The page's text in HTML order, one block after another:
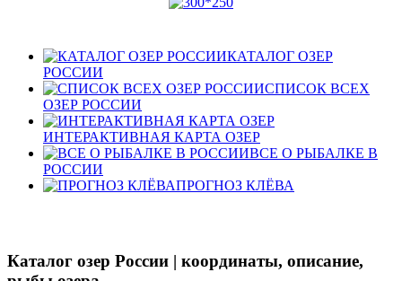
КАТАЛОГ ОЗЕР
РОССИИ
СПИСОК ВСЕХ
ОЗЕР РОССИИ
ИНТЕРАКТИВНАЯ КАРТА ОЗЕР
ВСЕ О РЫБАЛКЕ В
РОССИИ
ПРОГНОЗ КЛЁВА
Каталог озер России | координаты, описание,